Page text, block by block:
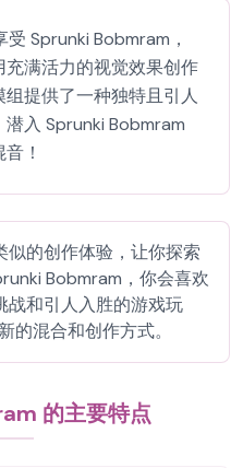
Sprunki Bobmram，
满活力的视觉效果创作
提供了一种独特且引人
入 Sprunki Bobmram
！
似的创作体验，让你探索
Bobmram，你会喜欢
战和引人入胜的游戏玩
的混合和创作方式。
的主要特点